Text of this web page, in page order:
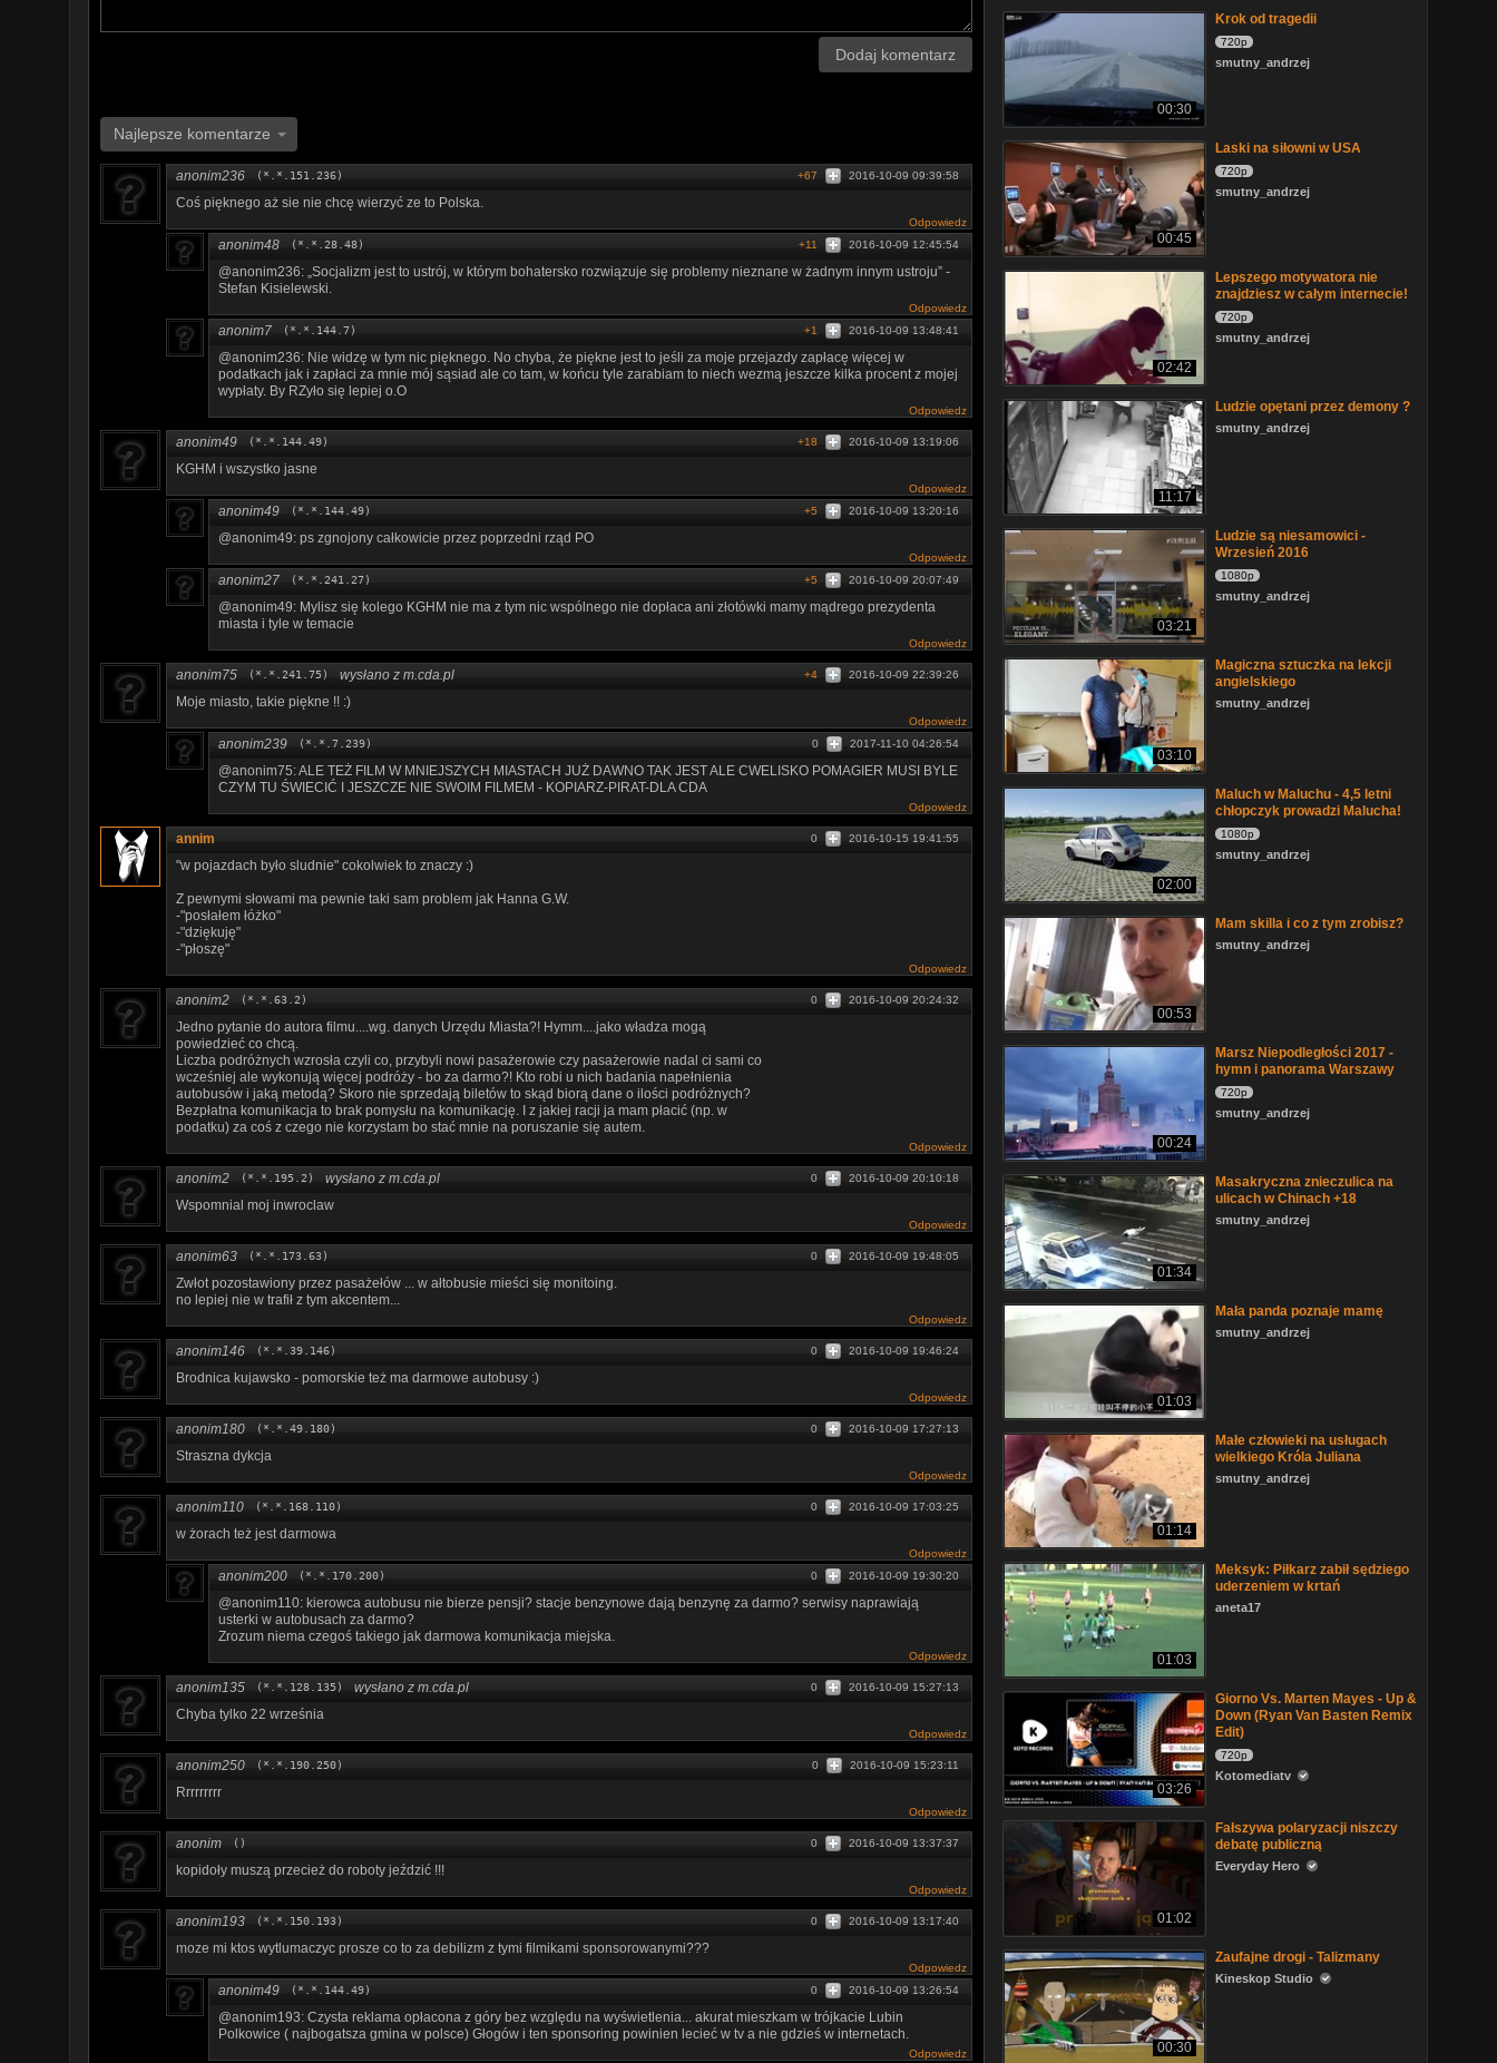
Dodaj komentarz
Najlepsze komentarze
anonim236 (*.*.151.236) 2016-10-09 09:39:58
+67
Coś pięknego aż sie nie chcę wierzyć ze to Polska.
Odpowiedz
anonim48 (*.*.28.48) 2016-10-09 12:45:54
+11
@anonim236: „Socjalizm jest to ustrój, w którym bohatersko rozwiązuje się problemy nieznane w żadnym innym ustroju” -
Stefan Kisielewski.
Odpowiedz
anonim7 (*.*.144.7) 2016-10-09 13:48:41
+1
@anonim236: Nie widzę w tym nic pięknego. No chyba, że piękne jest to jeśli za moje przejazdy zapłacę więcej w
podatkach jak i zapłaci za mnie mój sąsiad ale co tam, w końcu tyle zarabiam to niech wezmą jeszcze kilka procent z mojej
wypłaty. By RZyło się lepiej o.O
Odpowiedz
anonim49 (*.*.144.49) 2016-10-09 13:19:06
+18
KGHM i wszystko jasne
Odpowiedz
anonim49 (*.*.144.49) 2016-10-09 13:20:16
+5
@anonim49: ps zgnojony całkowicie przez poprzedni rząd PO
Odpowiedz
anonim27 (*.*.241.27) 2016-10-09 20:07:49
+5
@anonim49: Mylisz się kolego KGHM nie ma z tym nic wspólnego nie dopłaca ani złotówki mamy mądrego prezydenta
miasta i tyle w temacie
Odpowiedz
anonim75 (*.*.241.75) wysłano z m.cda.pl 2016-10-09 22:39:26
+4
Moje miasto, takie piękne !! :)
Odpowiedz
anonim239 (*.*.7.239) 2017-11-10 04:26:54
0
@anonim75: ALE TEŻ FILM W MNIEJSZYCH MIASTACH JUŻ DAWNO TAK JEST ALE CWELISKO POMAGIER MUSI BYLE
CZYM TU ŚWIECIĆ I JESZCZE NIE SWOIM FILMEM - KOPIARZ-PIRAT-DLA CDA
Odpowiedz
annim 2016-10-15 19:41:55
0
"w pojazdach było sludnie" cokolwiek to znaczy :)
Z pewnymi słowami ma pewnie taki sam problem jak Hanna G.W.
-"posłałem łóżko"
-"dziękuję"
-"płoszę"
Odpowiedz
anonim2 (*.*.63.2) 2016-10-09 20:24:32
0
Jedno pytanie do autora filmu....wg. danych Urzędu Miasta?! Hymm....jako władza mogą
powiedzieć co chcą.
Liczba podróżnych wzrosła czyli co, przybyli nowi pasażerowie czy pasażerowie nadal ci sami co
wcześniej ale wykonują więcej podróży - bo za darmo?! Kto robi u nich badania napełnienia
autobusów i jaką metodą? Skoro nie sprzedają biletów to skąd biorą dane o ilości podróżnych?
Bezpłatna komunikacja to brak pomysłu na komunikację. I z jakiej racji ja mam płacić (np. w
podatku) za coś z czego nie korzystam bo stać mnie na poruszanie się autem.
Odpowiedz
anonim2 (*.*.195.2) wysłano z m.cda.pl 2016-10-09 20:10:18
0
Wspomnial moj inwroclaw
Odpowiedz
anonim63 (*.*.173.63) 2016-10-09 19:48:05
0
Zwłot pozostawiony przez pasażełów ... w ałtobusie mieści się monitoing.
no lepiej nie w trafił z tym akcentem...
Odpowiedz
anonim146 (*.*.39.146) 2016-10-09 19:46:24
0
Brodnica kujawsko - pomorskie też ma darmowe autobusy :)
Odpowiedz
anonim180 (*.*.49.180) 2016-10-09 17:27:13
0
Straszna dykcja
Odpowiedz
anonim110 (*.*.168.110) 2016-10-09 17:03:25
0
w żorach też jest darmowa
Odpowiedz
anonim200 (*.*.170.200) 2016-10-09 19:30:20
0
@anonim110: kierowca autobusu nie bierze pensji? stacje benzynowe dają benzynę za darmo? serwisy naprawiają
usterki w autobusach za darmo?
Zrozum niema czegoś takiego jak darmowa komunikacja miejska.
Odpowiedz
anonim135 (*.*.128.135) wysłano z m.cda.pl 2016-10-09 15:27:13
0
Chyba tylko 22 września
Odpowiedz
anonim250 (*.*.190.250) 2016-10-09 15:23:11
0
Rrrrrrrrr
Odpowiedz
anonim () 2016-10-09 13:37:37
0
kopidoły muszą przecież do roboty jeździć !!!
Odpowiedz
anonim193 (*.*.150.193) 2016-10-09 13:17:40
0
moze mi ktos wytlumaczyc prosze co to za debilizm z tymi filmikami sponsorowanymi???
Odpowiedz
anonim49 (*.*.144.49) 2016-10-09 13:26:54
0
@anonim193: Czysta reklama opłacona z góry bez względu na wyświetlenia... akurat mieszkam w trójkacie Lubin
Polkowice ( najbogatsza gmina w polsce) Głogów i ten sponsoring powinien lecieć w tv a nie gdzieś w internetach.
Odpowiedz
00:30
Krok od tragedii
720p
smutny_andrzej
00:45
Laski na siłowni w USA
720p
smutny_andrzej
02:42
Lepszego motywatora nie
znajdziesz w całym internecie!
720p
smutny_andrzej
11:17
Ludzie opętani przez demony ?
smutny_andrzej
03:21
Ludzie są niesamowici -
Wrzesień 2016
1080p
smutny_andrzej
03:10
Magiczna sztuczka na lekcji
angielskiego
smutny_andrzej
02:00
Maluch w Maluchu - 4,5 letni
chłopczyk prowadzi Malucha!
1080p
smutny_andrzej
00:53
Mam skilla i co z tym zrobisz?
smutny_andrzej
00:24
Marsz Niepodległości 2017 -
hymn i panorama Warszawy
720p
smutny_andrzej
01:34
Masakryczna znieczulica na
ulicach w Chinach +18
smutny_andrzej
01:03
Mała panda poznaje mamę
smutny_andrzej
01:14
Małe człowieki na usługach
wielkiego Króla Juliana
smutny_andrzej
01:03
Meksyk: Piłkarz zabił sędziego
uderzeniem w krtań
aneta17
03:26
Giorno Vs. Marten Mayes - Up &
Down (Ryan Van Basten Remix
Edit)
720p
Kotomediatv
01:02
Fałszywa polaryzacji niszczy
debatę publiczną
Everyday Hero
00:30
Zaufajne drogi - Talizmany
Kineskop Studio